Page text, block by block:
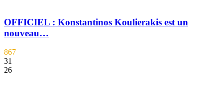
OFFICIEL : Konstantinos Koulierakis est un
nouveau…
867
31
26